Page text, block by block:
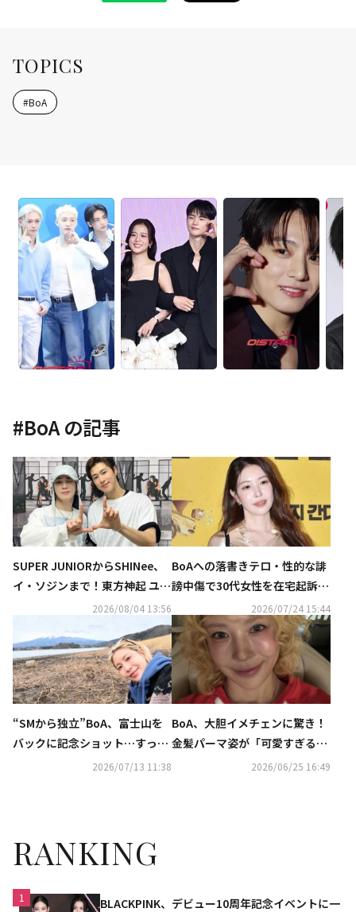
TOPICS
#BoA
#BoAの記事
SUPER JUNIORからSHINee、
イ・ソジンまで！東方神起 ユン
ホの初ソロコンサートに豪華芸
2026/08/04 13:56
BoAへの落書きテロ・性的な誹
謗中傷で30代女性を在宅起訴…
過去にも複数回にわたり罰金刑
に
2026/07/24 15:44
“SMから独立”BoA、富士山を
バックに記念ショット…すっぴ
んでも抜群の美しさ「また行き
2026/07/13 11:38
BoA、大胆イメチェンに驚き！
金髪パーマ姿が「可愛すぎる」
2026/06/25 16:49
RANKING
1
BLACKPINK、デビュー10周年記念イベントに一